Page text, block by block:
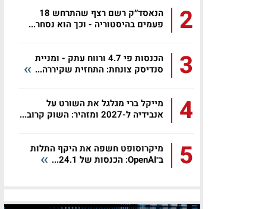
2
הנאסד״ק רשם רצף שהתרחש 18
פעמים בהיסטוריה - וכך הוא נסחר...
3
הכנסות פי 4.7 ורווח עתק - ומניית
סנדיסק צונחת: התחזית שקיררה...
4
מייקל ברי מגלגל את השורט על
אנבידיה ל-2027 ומזהיר: השוק קרוב...
5
מיקרוסופט חשפה את היקף התלות
ב־OpenAI: הכנסות של 24.1...